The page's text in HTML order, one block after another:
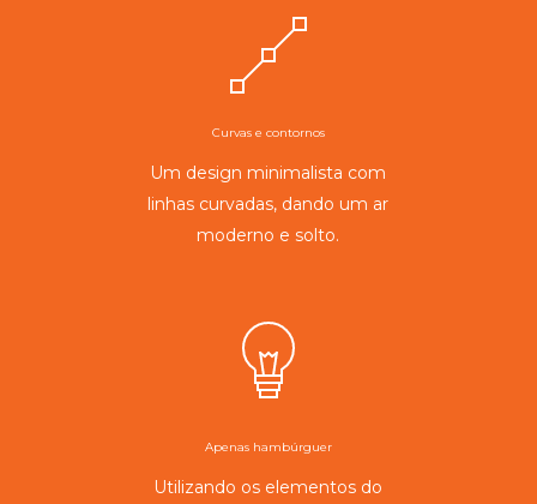
Curvas e contornos
Um design minimalista com
linhas curvadas, dando um ar
moderno e solto.
Apenas hambúrguer
Utilizando os elementos do